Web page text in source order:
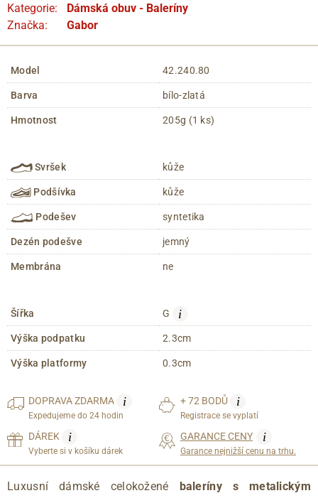
Kategorie:
Dámská obuv - Baleríny
Značka:
Gabor
Model 42.240.80
Barva bílo-zlatá
Hmotnost 205g (1 ks)
Svršek kůže
Podšívka kůže
Podešev syntetika
Dezén podešve jemný
Membrána ne
Šířka G i
Výška podpatku 2.3cm
Výška platformy 0.3cm
DOPRAVAZDARMA i
Expedujeme do 24 hodin
+ 72 BODŮ i
Registrace se vyplatí
DÁREK i
Vyberte si v košíku dárek
GARANCE CENY i
Garance nejnižší cenu na trhu.
Luxusní dámské celokožené baleríny s metalickým